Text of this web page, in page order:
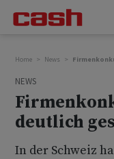
Home News
NEWS
deutlich
In der Schweiz